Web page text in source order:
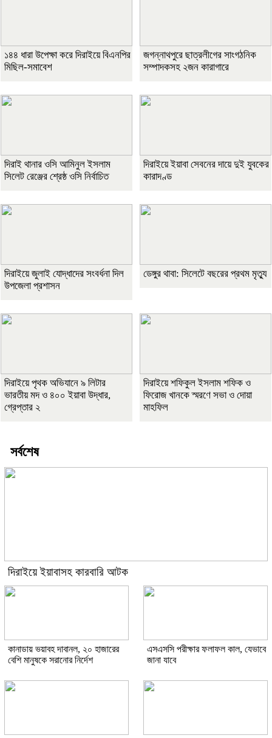
১৪৪ ধারা উপেক্ষা করে দিরাইয়ে বিএনপির
মিছিল-সমাবেশ
জগন্নাথপুরে ছাত্রলীগের সাংগঠনিক
সম্পাদকসহ ২জন কারাগারে
দিরাই থানার ওসি আমিনুল ইসলাম
সিলেট রেঞ্জের শ্রেষ্ঠ ওসি নির্বাচিত
দিরাইয়ে ইয়াবা সেবনের দায়ে দুই যুবকের
কারাদণ্ড
দিরাইয়ে জুলাই যোদ্ধাদের সংবর্ধনা দিল
উপজেলা প্রশাসন
ডেঙ্গুর থাবা: সিলেটে বছরের প্রথম মৃত্যু
দিরাইয়ে পৃথক অভিযানে ৯ লিটার
ভারতীয় মদ ও ৪০০ ইয়াবা উদ্ধার,
গ্রেপ্তার ২
দিরাইয়ে শফিকুল ইসলাম শফিক ও
ফিরোজ খানকে স্মরণে সভা ও দোয়া
মাহফিল
সর্বশেষ
দিরাইয়ে ইয়াবাসহ কারবারি আটক
কানাডায় ভয়াবহ দাবানল, ২০ হাজারের
বেশি মানুষকে সরানোর নির্দেশ
এসএসসি পরীক্ষার ফলাফল কাল, যেভাবে
জানা যাবে